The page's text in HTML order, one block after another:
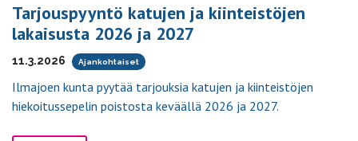
Tarjouspyyntö katujen ja kiinteistöjen
lakaisusta 2026 ja 2027
11.3.2026 Ajankohtaiset
Ilmajoen kunta pyytää tarjouksia katujen ja kiinteistöjen
hiekoitussepelin poistosta keväällä 2026 ja 2027.